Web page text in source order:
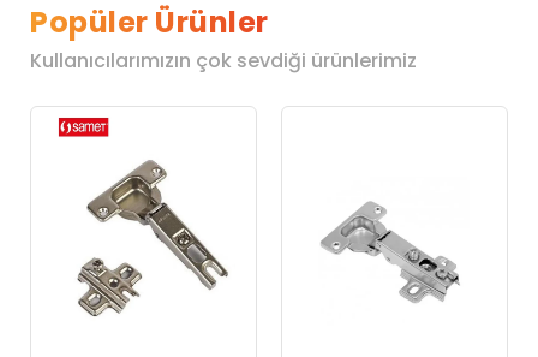
Popüler Ürünler
Kullanıcılarımızın çok sevdiği ürünlerimiz